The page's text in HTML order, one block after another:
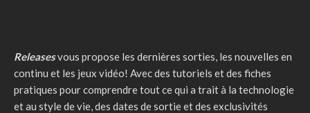
Releasesvous propose les dernières sorties, les nouvelles en
continu et les jeux vidéo! Avec des tutoriels et des fiches
pratiques pour comprendre tout ce qui a trait à la technologie
et au style de vie, des dates de sortie et des exclusivités